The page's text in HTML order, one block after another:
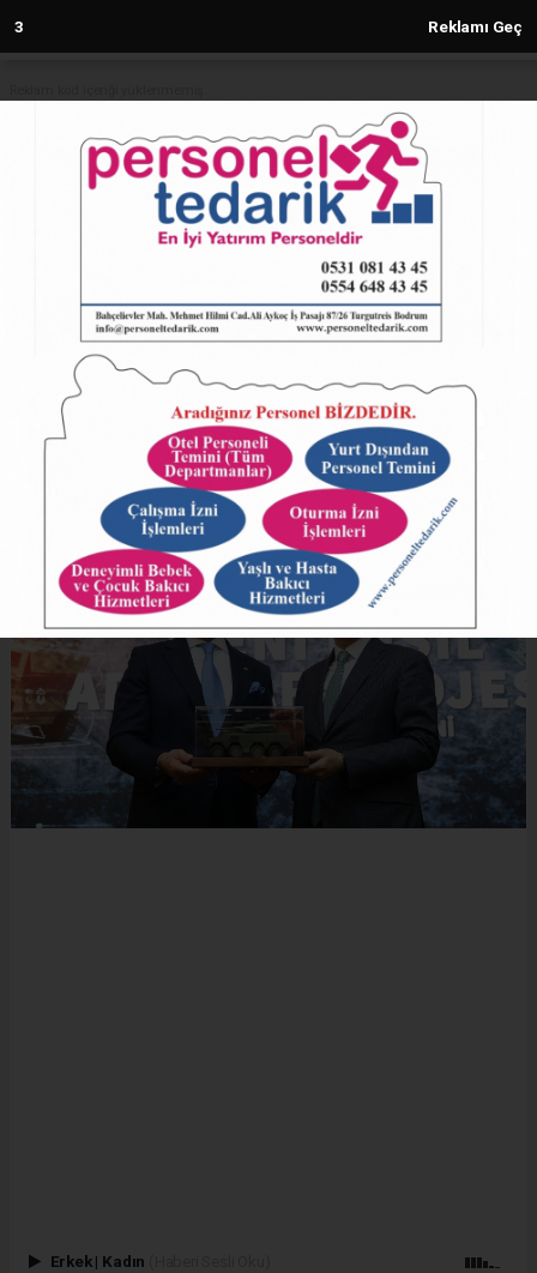
2 Reklamı Geç
Anasayfa
ALTUĞ 8x8 serisi için imzalar
atıldı... ALTUĞ 8x8 Ankara’da
üretilecek
24.02.2025 - 16:51, Güncelleme: 24.02.2025 - 16:51
5125+ kez okundu.
ABONE OL
Erkek | Kadın